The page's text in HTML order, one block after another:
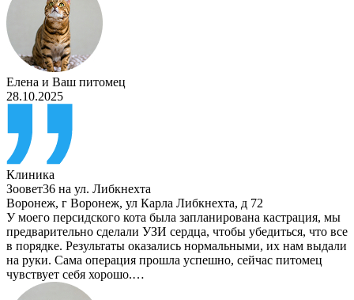
Елена и Ваш питомец
28.10.2025
Клиника
Зоовет36 на ул. Либкнехта
Воронеж, г Воронеж, ул Карла Либкнехта, д 72
У моего персидского кота была запланирована кастрация, мы
предварительно сделали УЗИ сердца, чтобы убедиться, что все
в порядке. Результаты оказались нормальными, их нам выдали
на руки. Сама операция прошла успешно, сейчас питомец
чувствует себя хорошо.…